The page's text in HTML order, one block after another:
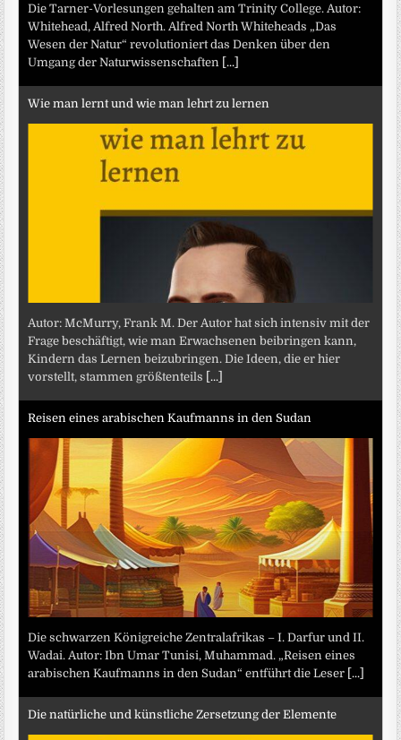
Die Tarner-Vorlesungen gehalten am Trinity College. Autor:
Whitehead, Alfred North. Alfred North Whiteheads „Das
Wesen der Natur“ revolutioniert das Denken über den
Umgang der Naturwissenschaften [...]
Wie man lernt und wie man lehrt zu lernen
Autor: McMurry, Frank M. Der Autor hat sich intensiv mit der
Frage beschäftigt, wie man Erwachsenen beibringen kann,
Kindern das Lernen beizubringen. Die Ideen, die er hier
vorstellt, stammen größtenteils [...]
Reisen eines arabischen Kaufmanns in den Sudan
Die schwarzen Königreiche Zentralafrikas – I. Darfur und II.
Wadai. Autor: Ibn Umar Tunisi, Muhammad. „Reisen eines
arabischen Kaufmanns in den Sudan“ entführt die Leser [...]
Die natürliche und künstliche Zersetzung der Elemente